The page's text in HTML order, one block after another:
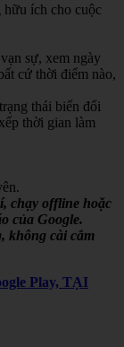
ích cho cuộc
sự, xem ngày
cứ thời điểm nào,
thái biến đổi
thời gian làm
chạy offline hoặc
của Google.
không cài cắm
Play, TẠI